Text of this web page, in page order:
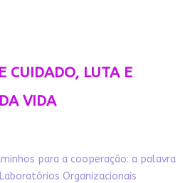
CUIDADO, LUTA E
VIDA
para a cooperação: a palavra
Organizacionais